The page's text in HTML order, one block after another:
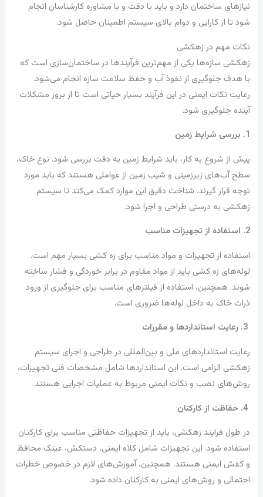
نیازهای ساختمان دارد و باید با دقت و با مشاوره کارشناسان انجام
شود تا از کارایی و دوام بالای سیستم اطمینان حاصل شود.
نکات مهم در زهکشی
زهکشی سازه‌ها یکی از مهم‌ترین فرآیندها در ساختمان‌سازی است که
با هدف جلوگیری از نفوذ آب و حفظ سلامت سازه انجام می‌شود.
رعایت نکات ایمنی در این فرآیند بسیار حیاتی است تا از بروز مشکلات
آینده جلوگیری شود.
1. بررسی شرایط زمین
پیش از شروع به کار، باید شرایط زمین به دقت بررسی شود. نوع خاک،
سطح آب‌های زیرزمینی و شیب زمین از عواملی هستند که باید مورد
توجه قرار گیرند. شناخت دقیق این موارد کمک می‌کند تا سیستم
زهکشی به درستی طراحی و اجرا شود.
2. استفاده از تجهیزات مناسب
استفاده از تجهیزات و مواد مناسب برای زه کشی بسیار مهم است.
لوله‌های زه کشی باید از مواد مقاوم در برابر خوردگی و فشار ساخته
شوند. همچنین، استفاده از فیلترهای مناسب برای جلوگیری از ورود
ذرات خاک به داخل لوله‌ها ضروری است.
3. رعایت استانداردها و مقررات
رعایت استانداردهای ملی و بین‌المللی در طراحی و اجرای سیستم
زهکشی الزامی است. این استانداردها شامل مشخصات فنی تجهیزات،
روش‌های نصب و نکات ایمنی مربوط به عملیات اجرایی هستند.
4. حفاظت از کارکنان
در طول فرایند زهکشی، باید از تجهیزات حفاظتی مناسب برای کارکنان
استفاده شود. این تجهیزات شامل کلاه ایمنی، دستکش، عینک محافظ
و کفش ایمنی هستند. همچنین، آموزش‌های لازم در خصوص خطرات
احتمالی و روش‌های ایمنی به کارکنان داده شود.